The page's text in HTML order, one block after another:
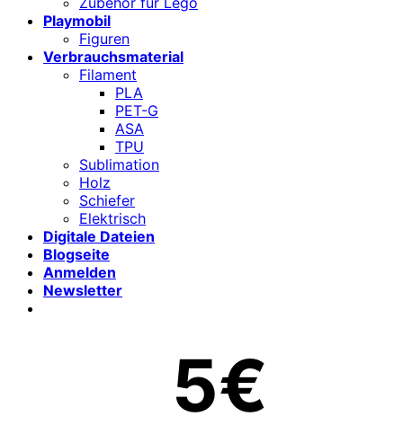
Playmobil
Figuren
Verbrauchsmaterial
Filament
PLA
PET-G
ASA
TPU
Sublimation
Holz
Schiefer
Elektrisch
Digitale Dateien
Blogseite
Anmelden
Newsletter
5€